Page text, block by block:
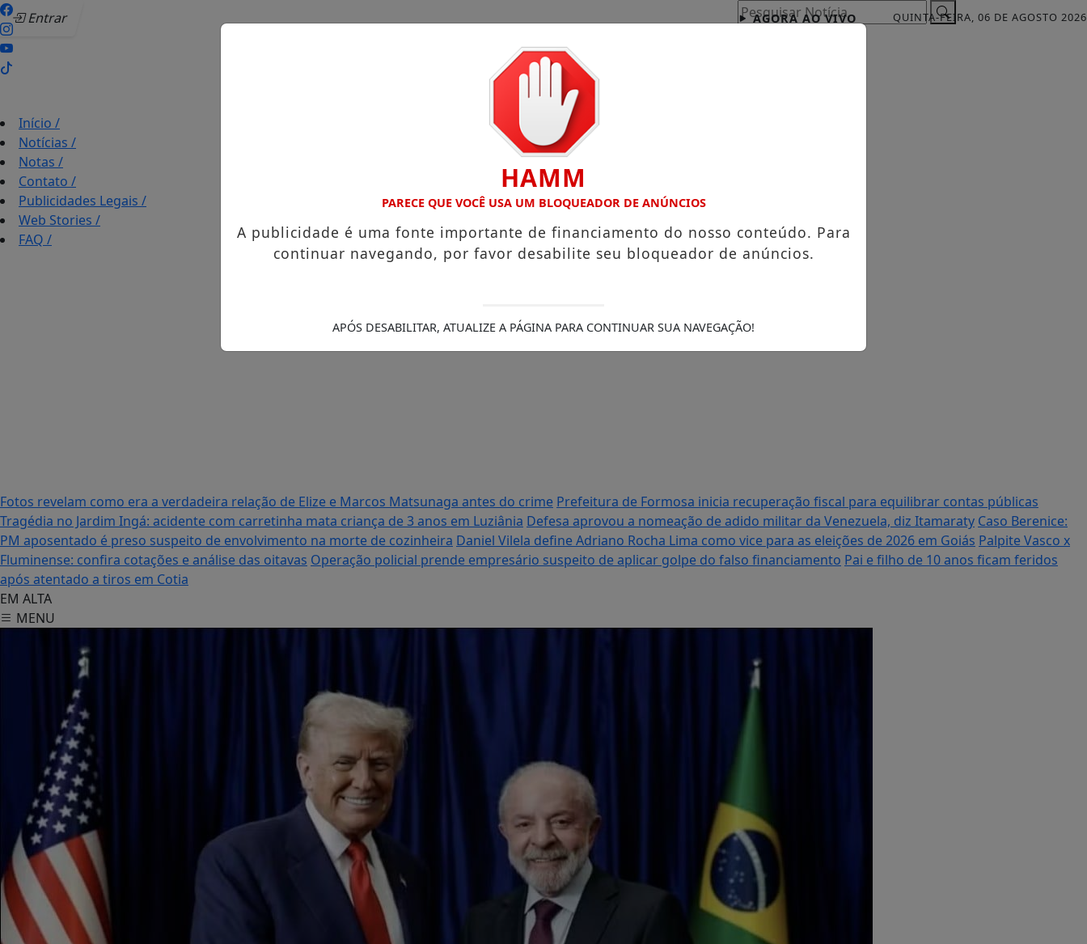
Entrar QUINTA-FEIRA, 06 DE AGOSTO 2026
AGORA AO VIVO
Pesquisar Notícia
Início /
Notícias /
Notas /
Contato /
Publicidades Legais /
Web Stories /
FAQ /
Fotos revelam como era a verdadeira relação de Elize e Marcos Matsunaga antes do crime Prefeitura de Formosa inicia recuperação fiscal para equilibrar contas públicas
Tragédia no Jardim Ingá: acidente com carretinha mata criança de 3 anos em Luziânia Defesa aprovou a nomeação de adido militar da Venezuela, diz Itamaraty Caso Berenice:
PM aposentado é preso suspeito de envolvimento na morte de cozinheira Daniel Vilela define Adriano Rocha Lima como vice para as eleições de 2026 em Goiás Palpite Vasco x
Fluminense: confira cotações e análise das oitavas Operação policial prende empresário suspeito de aplicar golpe do falso financiamento Pai e filho de 10 anos ficam feridos
após atentado a tiros em Cotia
EM ALTA
MENU
HAMM
PARECE QUE VOCÊ USA UM BLOQUEADOR DE ANÚNCIOS
A publicidade é uma fonte importante de financiamento do nosso conteúdo. Para
continuar navegando, por favor desabilite seu bloqueador de anúncios.
APÓS DESABILITAR, ATUALIZE A PÁGINA PARA CONTINUAR SUA NAVEGAÇÃO!